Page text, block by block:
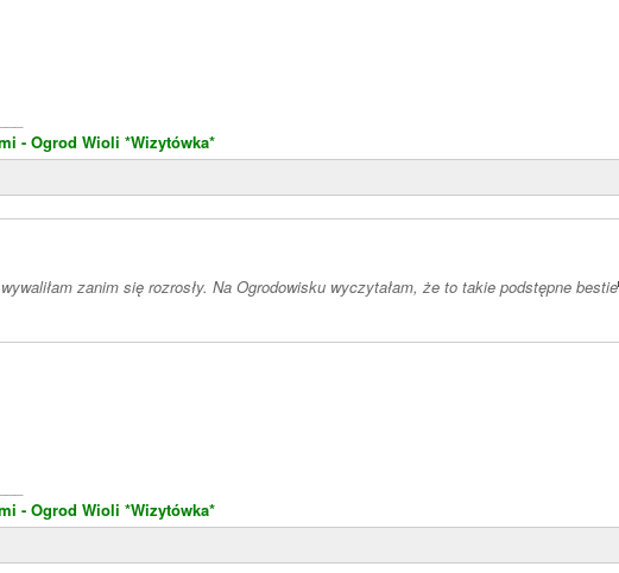
- Ogrod Wioli *Wizytówka*
zanim się rozrosły. Na Ogrodowisku wyczytałam, że to takie podstępne bestie
- Ogrod Wioli *Wizytówka*